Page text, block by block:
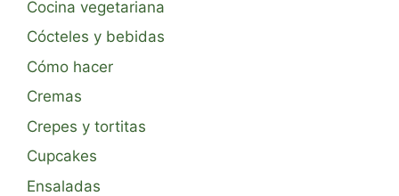
Cocina vegetariana
Cócteles y bebidas
Cómo hacer
Cremas
Crepes y tortitas
Cupcakes
Ensaladas